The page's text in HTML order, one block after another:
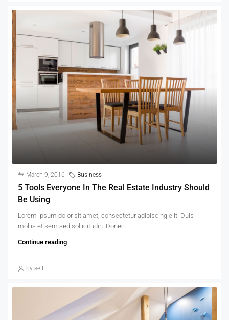
March 9, 2016 Business
5 Tools Everyone In The Real Estate Industry Should
Be Using
Lorem ipsum dolor sit amet, consectetur adipiscing elit. Duis
mollis et sem sed sollicitudin. Donec...
Continue reading
by sell